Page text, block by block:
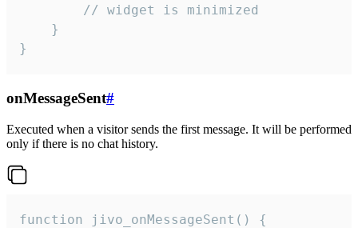
        // widget is minimized
    }
}
onMessageSent#
Executed when a visitor sends the first message. It will be performed
only if there is no chat history.
function jivo_onMessageSent() {